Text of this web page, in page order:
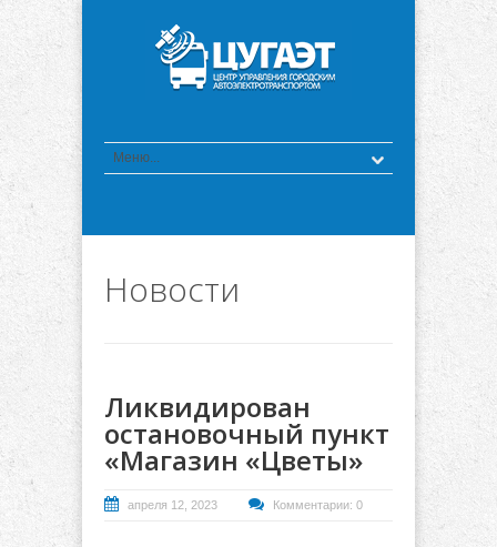
Новости
Ликвидирован
остановочный пункт
«Магазин «Цветы»
апреля 12, 2023 Комментарии: 0